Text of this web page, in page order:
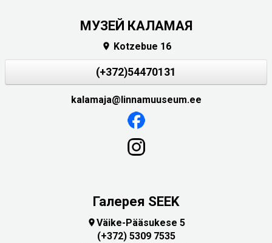
МУЗЕЙ КАЛАМАЯ
 Kotzebue 16
(+372)54470131
kalamaja@linnamuuseum.ee
Галерея SEEK
Väike-Pääsukese 5
(+372) 5309 7535